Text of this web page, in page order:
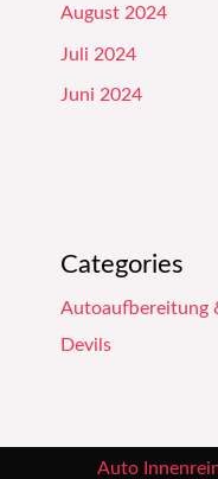
August 2024
Juli 2024
Juni 2024
Categories
Autoaufbereitung
Devils
Auto